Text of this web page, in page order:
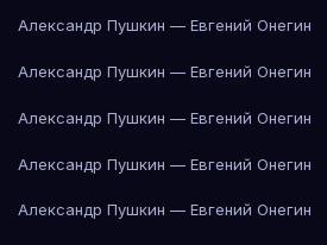
Александр Пушкин — Евгений Онегин
Александр Пушкин — Евгений Онегин
Александр Пушкин — Евгений Онегин
Александр Пушкин — Евгений Онегин
Александр Пушкин — Евгений Онегин